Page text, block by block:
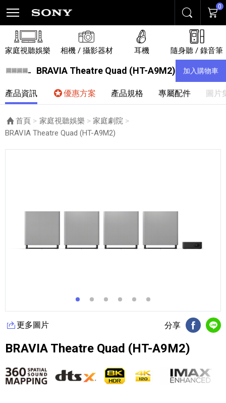
搜尋 購物
0
家庭視聽娛樂 相機 / 攝影器材 耳機 隨身聽 / 錄音筆
BRAVIA Theatre Quad (HT-A9M2) 加入購物車
產品資訊 優惠方案 產品規格 專屬配件 圖片
首頁 家庭視聽娛樂
家庭劇院
目前頁面：
BRAVIA Theatre Quad (HT-A9M2)
更多圖片 分享
FB分享
BRAVIA Theatre Quad (HT-A9M2)